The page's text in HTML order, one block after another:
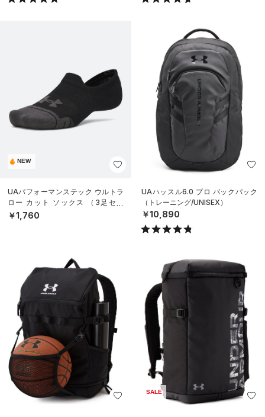
NEW
UAパフォーマンステック ウルトラ
ロー カット ソックス （3足セッ
ト）（トレーニング/UNISEX）
￥1,760
UAハッスル6.0 プロ バックパック
（トレーニング/UNISEX）
￥10,890
SALE